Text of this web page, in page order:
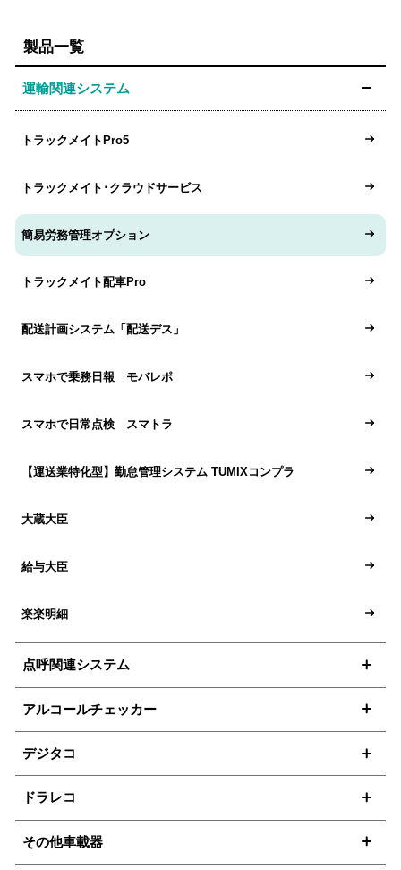
製品一覧
運輸関連システム
トラックメイトPro5
トラックメイト･クラウドサービス
簡易労務管理オプション
トラックメイト配車Pro
配送計画システム「配送デス」
スマホで乗務日報 モバレポ
スマホで日常点検 スマトラ
【運送業特化型】勤怠管理システム TUMIXコンプラ
大蔵大臣
給与大臣
楽楽明細
点呼関連システム
アルコールチェッカー
デジタコ
ドラレコ
その他車載器